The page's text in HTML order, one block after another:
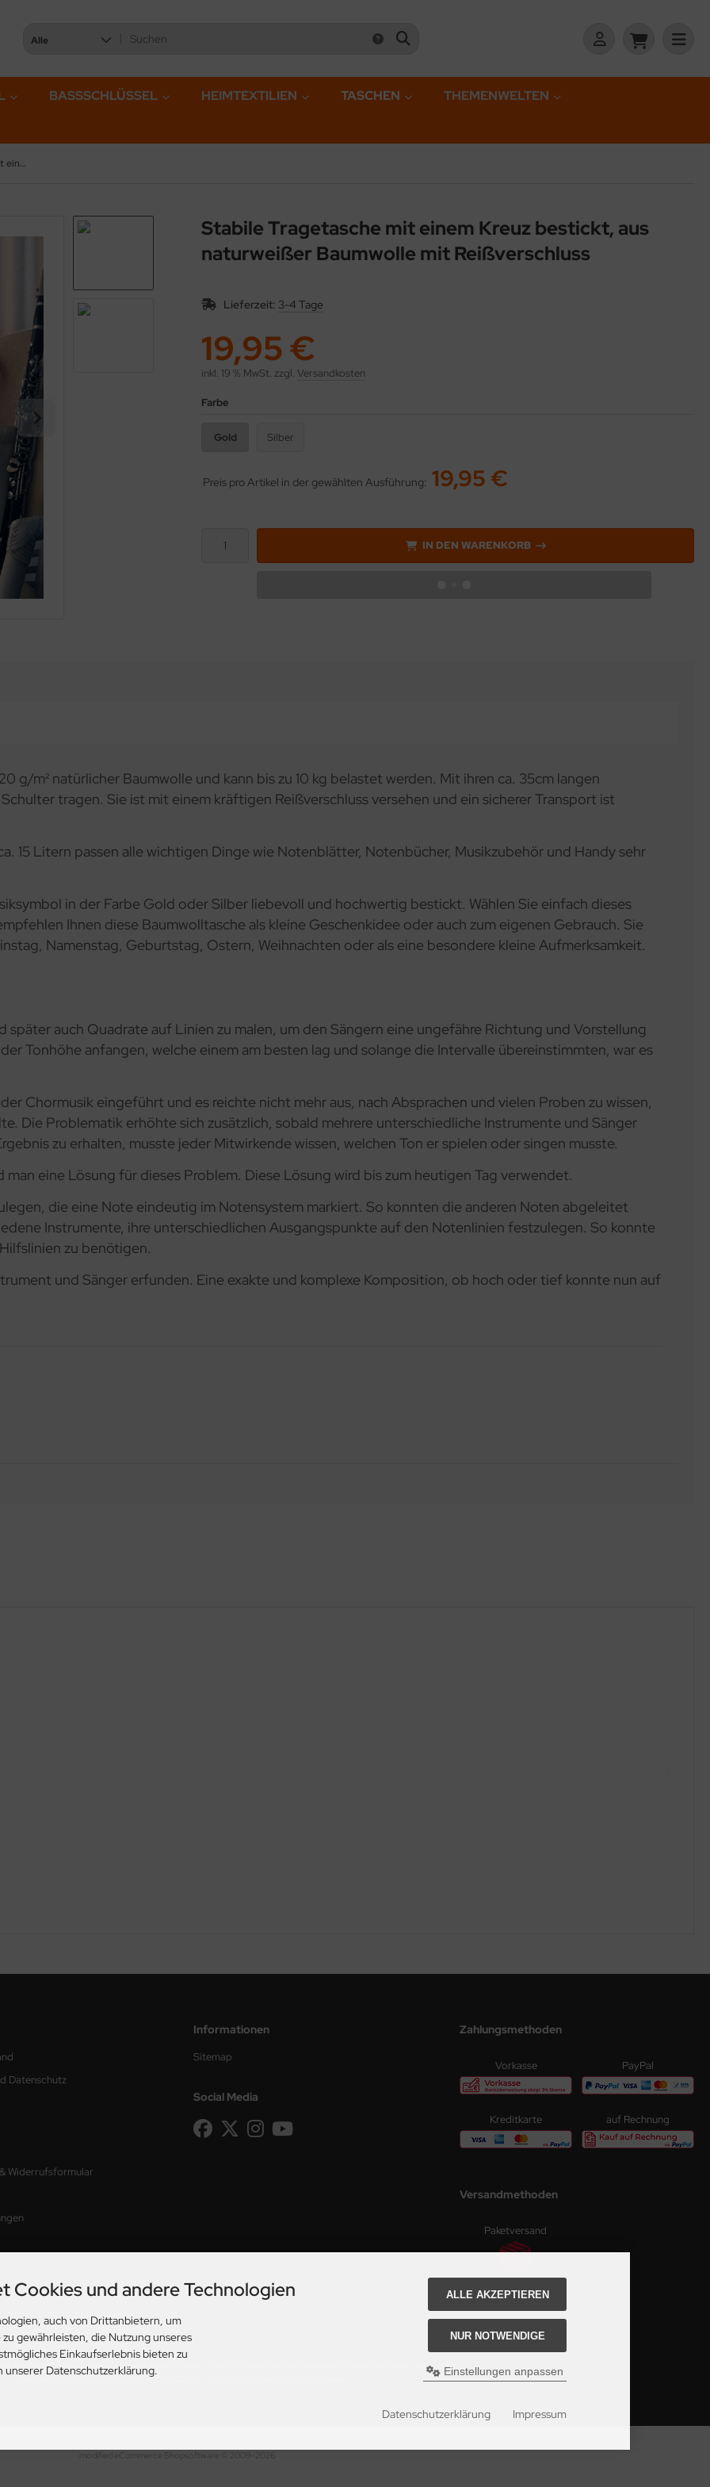
Alle
BASSSCHLÜSSEL HEIMTEXTILIEN TASCHEN
THEMENWELTEN
Stabile Tragetasche mit einem Kreuz bestickt, aus naturweißer Baumwolle mit Reißverschluss
Stabile Tragetasche mit einem Kreuz bestickt, aus
naturweißer Baumwolle mit Reißverschluss
Lieferzeit: 3-4 Tage
19,95 €
inkl. 19 % MwSt. zzgl. Versandkosten
Farbe
Gold Silber
Preis pro Artikel in der gewählten Ausführung: 19,95 €
IN DEN WARENKORB
g/m² natürlicher Baumwolle und kann bis zu 10 kg belastet werden. Mit ihren ca. 35cm langen
tragen. Sie ist mit einem kräftigen Reißverschluss versehen und ein sicherer Transport ist
15 Litern passen alle wichtigen Dinge wie Notenblätter, Notenbücher, Musikzubehör und Handy sehr
in der Farbe Gold oder Silber liebevoll und hochwertig bestickt. Wählen Sie einfach dieses
Ihnen diese Baumwolltasche als kleine Geschenkidee oder auch zum eigenen Gebrauch. Sie
Namenstag, Geburtstag, Ostern, Weihnachten oder als eine besondere kleine Aufmerksamkeit.
auch Quadrate auf Linien zu malen, um den Sängern eine ungefähre Richtung und Vorstellung
Tonhöhe anfangen, welche einem am besten lag und solange die Intervalle übereinstimmten, war es
Chormusik eingeführt und es reichte nicht mehr aus, nach Absprachen und vielen Proben zu wissen,
Die Problematik erhöhte sich zusätzlich, sobald mehrere unterschiedliche Instrumente und Sänger
zu erhalten, musste jeder Mitwirkende wissen, welchen Ton er spielen oder singen musste.
eine Lösung für dieses Problem. Diese Lösung wird bis zum heutigen Tag verwendet.
die eine Note eindeutig im Notensystem markiert. So konnten die anderen Noten abgeleitet
Instrumente, ihre unterschiedlichen Ausgangspunkte auf den Notenlinien festzulegen. So konnte
zu benötigen.
und Sänger erfunden. Eine exakte und komplexe Komposition, ob hoch oder tief konnte nun auf
Datenschutz
Widerrufsformular
Informationen
Sitemap
Social Media
Zahlungsmethoden
Vorkasse PayPal
Kreditkarte auf Rechnung
Versandmethoden
Paketversand
MwSt. zzgl. Versandkosten
. Die durchgestrichenen Preise entsprechen dem bisherigen Preis bei Musikdeko4u.
Musikdeko4u © 2026 | Template © 2009-2026 by modified eCommerce Shopsoftware
Cookies und andere Technologien
auch von Drittanbietern, um
gewährleisten, die Nutzung unseres
Einkaufserlebnis bieten zu
unserer Datenschutzerklärung.
ALLE AKZEPTIEREN
NUR NOTWENDIGE
Einstellungen anpassen
Datenschutzerklärung Impressum